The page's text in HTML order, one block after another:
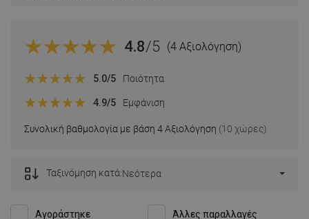
4.8/5 (4 Αξιολόγηση)
Συνολική βαθμολογία με βάση 4 Αξιολόγηση (10 χώρες)
5.0/5 Ποιότητα
4.9/5 Εμφάνιση
Αγοράστηκε Άλλες παραλλαγές
Ταξινόμηση κατά:Νεότερα